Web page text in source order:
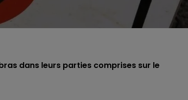
dans leurs parties comprises sur le